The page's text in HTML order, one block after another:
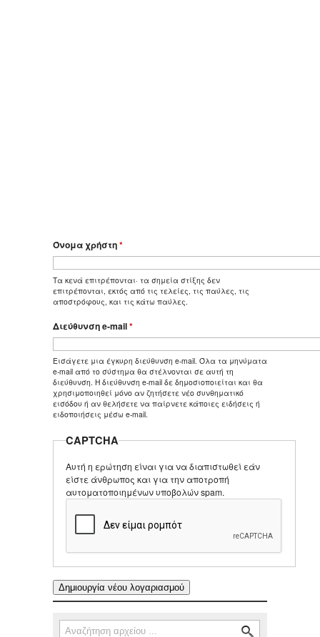
Όνομα χρήστη*
Τα κενά επιτρέπονται· τα σημεία στίξης δεν
επιτρέπονται, εκτός από τις τελείες, τις παύλες, τις
αποστρόφους, και τις κάτω παύλες.
Διεύθυνση e-mail*
Εισάγετε μια έγκυρη διεύθυνση e-mail. Όλα τα μηνύματα
e-mail από το σύστημα θα στέλνονται σε αυτή τη
διεύθυνση. Η διεύθυνση e-mail δε δημοσιοποιείται και θα
χρησιμοποιηθεί μόνο αν ζητήσετε νέο συνθηματικό
εισόδου ή αν θελήσετε να παίρνετε κάποιες ειδήσεις ή
ειδοποιήσεις μέσω e-mail.
CAPTCHA
Αυτή η ερώτηση είναι για να διαπιστωθεί εάν
είστε άνθρωπος και για την αποτροπή
αυτοματοποιημένων υποβολών spam.
Φόρμα αναζήτησης
Αναζήτηση